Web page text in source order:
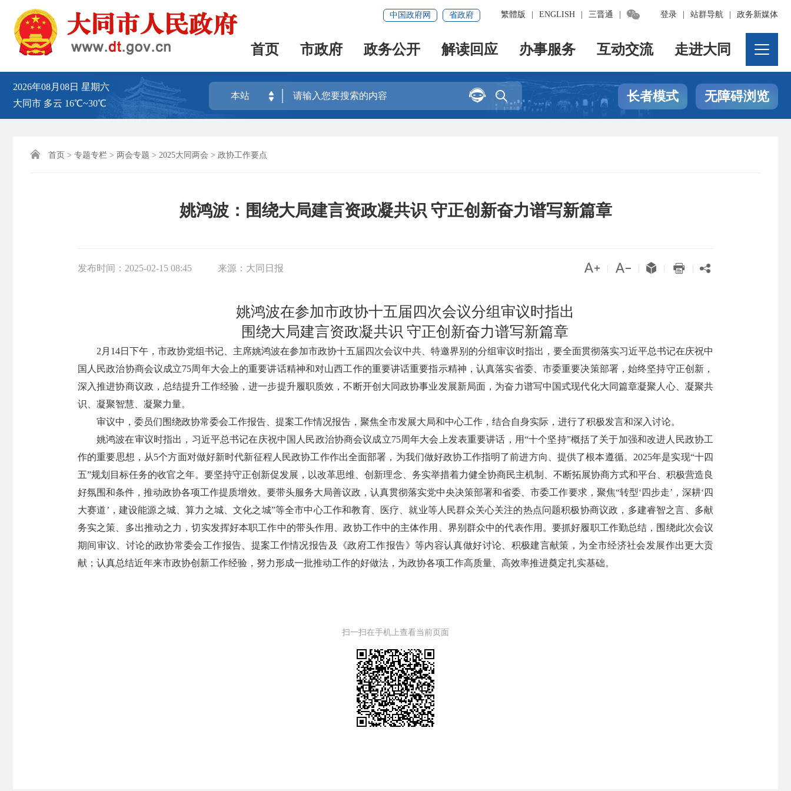
登录 站群导航 政务新媒体
繁體版 ENGLISH 三晋通 
中国政府网 省政府
首页 市政府 政务公开 解读回应 办事服务 互动交流 走进大同
2026年08月08日 星期六
大同市 多云 16℃~30℃
本站 
 长者模式 无障碍浏览
 首页 > 专题专栏 > 两会专题 > 2025大同两会 > 政协工作要点
姚鸿波：围绕大局建言资政凝共识 守正创新奋力谱写新篇章
发布时间： 2025-02-15 08:45 来源： 大同日报     
姚鸿波在参加市政协十五届四次会议分组审议时指出
围绕大局建言资政凝共识 守正创新奋力谱写新篇章
2月14日下午，市政协党组书记、主席姚鸿波在参加市政协十五届四次会议中共、特邀界别的分组审议时指出，要全面贯彻落实习近平总书记在庆祝中
国人民政治协商会议成立75周年大会上的重要讲话精神和对山西工作的重要讲话重要指示精神，认真落实省委、市委重要决策部署，始终坚持守正创新，
深入推进协商议政，总结提升工作经验，进一步提升履职质效，不断开创大同政协事业发展新局面，为奋力谱写中国式现代化大同篇章凝聚人心、凝聚共
识、凝聚智慧、凝聚力量。
审议中，委员们围绕政协常委会工作报告、提案工作情况报告，聚焦全市发展大局和中心工作，结合自身实际，进行了积极发言和深入讨论。
姚鸿波在审议时指出，习近平总书记在庆祝中国人民政治协商会议成立75周年大会上发表重要讲话，用“十个坚持”概括了关于加强和改进人民政协工
作的重要思想，从5个方面对做好新时代新征程人民政协工作作出全面部署，为我们做好政协工作指明了前进方向、提供了根本遵循。2025年是实现“十四
五”规划目标任务的收官之年。要坚持守正创新促发展，以改革思维、创新理念、务实举措着力健全协商民主机制、不断拓展协商方式和平台、积极营造良
好氛围和条件，推动政协各项工作提质增效。要带头服务大局善议政，认真贯彻落实党中央决策部署和省委、市委工作要求，聚焦“转型‘四步走’，深耕‘四
大赛道’，建设能源之城、算力之城、文化之城”等全市中心工作和教育、医疗、就业等人民群众关心关注的热点问题积极协商议政，多建睿智之言、多献
务实之策、多出推动之力，切实发挥好本职工作中的带头作用、政协工作中的主体作用、界别群众中的代表作用。要抓好履职工作勤总结，围绕此次会议
期间审议、讨论的政协常委会工作报告、提案工作情况报告及《政府工作报告》等内容认真做好讨论、积极建言献策，为全市经济社会发展作出更大贡
献；认真总结近年来市政协创新工作经验，努力形成一批推动工作的好做法，为政协各项工作高质量、高效率推进奠定扎实基础。
扫一扫在手机上查看当前页面